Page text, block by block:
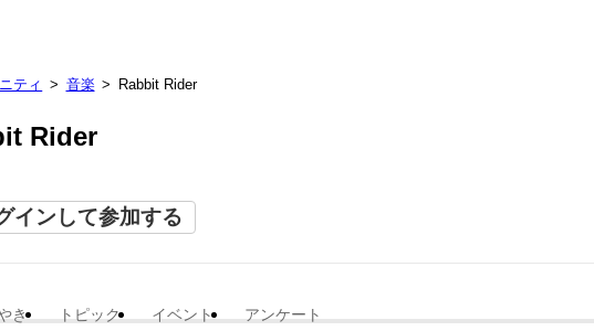
ティ 音楽 Rabbit Rider
Rider
インして参加する
き トピック イベント アンケート